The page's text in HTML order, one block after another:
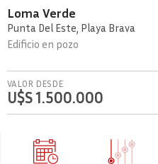
Loma Verde
Punta Del Este Playa Brava
Edificio en pozo
VALOR DESDE
U$S 1.500.000